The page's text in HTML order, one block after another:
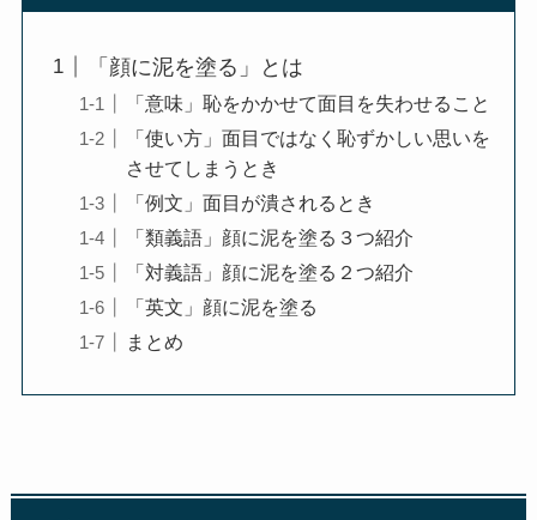
「顔に泥を塗る」とは
「意味」恥をかかせて面目を失わせること
「使い方」面目ではなく恥ずかしい思いを
させてしまうとき
「例文」面目が潰されるとき
「類義語」顔に泥を塗る３つ紹介
「対義語」顔に泥を塗る２つ紹介
「英文」顔に泥を塗る
まとめ